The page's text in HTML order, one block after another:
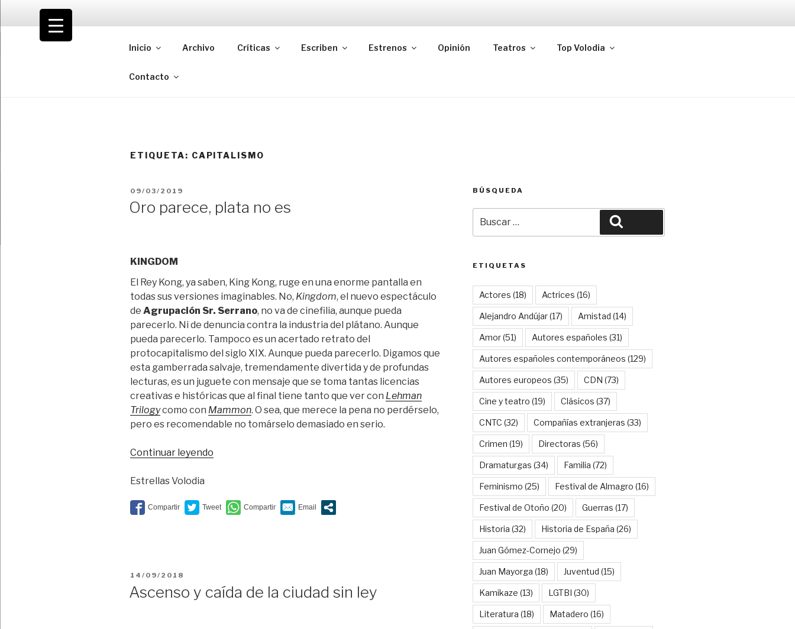
contenido
VOLODIA
Inicio Archivo Críticas Escriben Estrenos Opinión Teatros Top Volodia
Contacto
ETIQUETA: CAPITALISMO
PUBLICADO
09/03/2019
Oro parece, plata no es
KINGDOM
El Rey Kong, ya saben, King Kong, ruge en una enorme pantalla en
todas sus versiones imaginables. No, Kingdom, el nuevo espectáculo
de Agrupación Sr. Serrano, no va de cinefilia, aunque pueda
parecerlo. Ni de denuncia contra la industria del plátano. Aunque
pueda parecerlo. Tampoco es un acertado retrato del
protocapitalismo del siglo XIX. Aunque pueda parecerlo. Digamos que
esta gamberrada salvaje, tremendamente divertida y de profundas
lecturas, es un juguete con mensaje que se toma tantas licencias
creativas e históricas que al final tiene tanto que ver con Lehman
Trilogycomo con Mammon. O sea, que merece la pena no perdérselo,
pero es recomendable no tomárselo demasiado en serio.
Continuar leyendo
es”
Estrellas Volodia
PUBLICADO
14/09/2018
Ascenso y caída de la ciudad sin ley
BÚSQUEDA
por:
ETIQUETAS
Actores (18) Actrices (16)
Alejandro Andújar(17) Amistad (14)
Amor(51) Autores españoles (31)
Autores españoles contemporáneos (129)
Autores europeos (35) CDN (73)
Cine y teatro (19) Clásicos (37)
CNTC (32) Compañías extranjeras (33)
Crimen (19) Directoras (56)
Dramaturgas (34) Familia (72)
Feminismo (25) Festival de Almagro (16)
Festival de Otoño (20) Guerras (17)
Historia (32) Historia de España (26)
Juan Gómez-Cornejo (29)
Juan Mayorga (18) Juventud (15)
Kamikaze (13) LGTBI (30)
Literatura (18) Matadero (16)